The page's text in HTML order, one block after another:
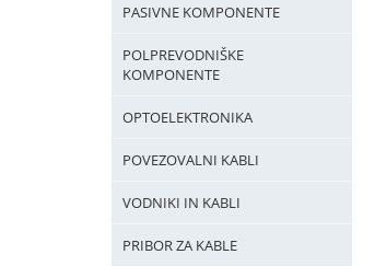
PASIVNE KOMPONENTE
POLPREVODNIŠKE
KOMPONENTE
OPTOELEKTRONIKA
POVEZOVALNI KABLI
VODNIKI IN KABLI
PRIBOR ZA KABLE